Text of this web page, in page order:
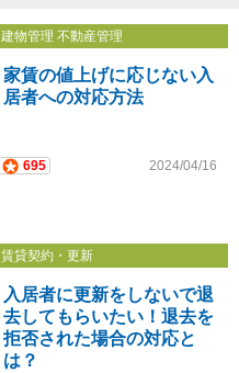
建物管理 不動産管理
家賃の値上げに応じない入
居者への対応方法
695 2024/04/16
賃貸契約・更新
入居者に更新をしないで退
去してもらいたい！退去を
拒否された場合の対応と
は？